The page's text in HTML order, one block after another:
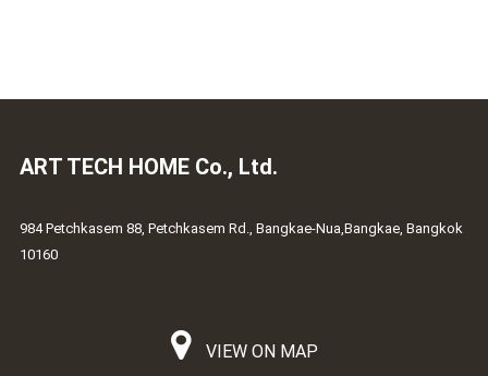
ART TECH HOME Co., Ltd.
984 Petchkasem 88, Petchkasem Rd., Bangkae-Nua,Bangkae, Bangkok
10160
VIEW ON MAP